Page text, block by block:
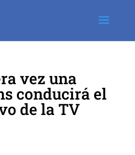
vez una
conducirá el
de la TV